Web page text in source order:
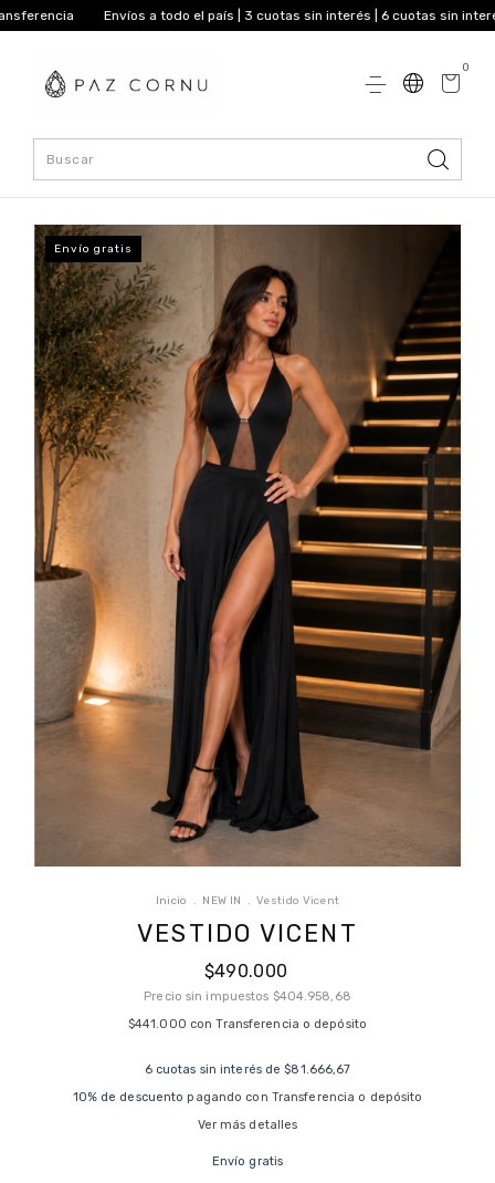
Envíos a todo el país | 3 cuotas sin interés | 6 cuotas sin interés desde
0
Envío gratis
Inicio . NEW IN . Vestido Vicent
VESTIDO VICENT
$490.000
Precio sin impuestos $404.958,68
$441.000 con Transferencia o depósito
6 cuotas sin interés de$81.666,67
10% de descuento pagando con Transferencia o depósito
Ver más detalles
Envío gratis